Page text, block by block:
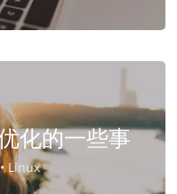
化的一些事
Linux